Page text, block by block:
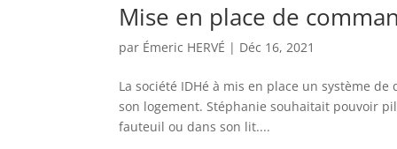
Mise en place de
par Émeric HERVÉ | Déc 16, 2021
La société IDHé à mis en place un système
son logement. Stéphanie souhaitait pouvoir
fauteuil ou dans son lit....